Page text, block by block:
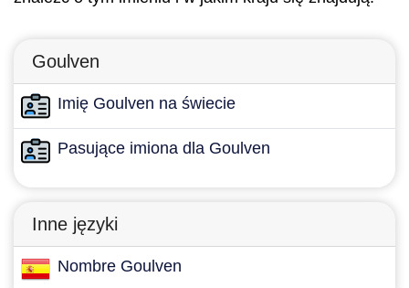
Goulven
Imię Goulven na świecie
Pasujące imiona dla Goulven
Inne języki
Nombre Goulven